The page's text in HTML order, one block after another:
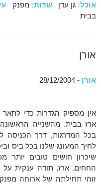
אוכל: גן עדןשרות: מפנק
בבית
אורן
אורן - 28/12/2004
אין מספיק הגדרות כדי
ארז בבית. מהשנייה הראשונה
בכל המדרגות, דרך הכניסה
לחיך המעונג שלנו בכל ביס
שיכרון חושים טובים יותר
החחים. ארז, תודה ענקית על
זוהי תחילתה של ארוחה